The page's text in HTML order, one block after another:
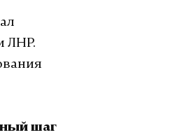
ЛНР.
шаг